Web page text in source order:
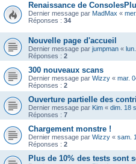
Renaissance de
Dernier message par MadMax «
Réponses : 34
Nouvelle page d'accueil
Dernier message par jumpman «
Réponses : 2
300 nouveaux scans
Dernier message par Wizzy « mar.
Réponses : 2
Ouverture partielle des
Dernier message par Kim « dim. 18
Réponses : 7
Chargement monstre !
Dernier message par Wizzy « sam.
Réponses : 2
Plus de 10% des tests sont